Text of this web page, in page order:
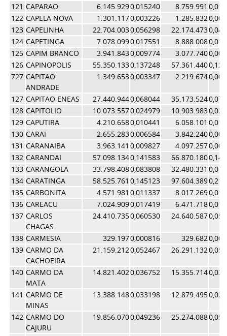
121 CAPARAO 6.145.9290,015240 8.759.991
122 CAPELA NOVA 1.301.1170,003226 1.285.832
123 CAPELINHA 22.704.0030,056298 22.174.473
124 CAPETINGA 7.078.0990,017551 8.888.008
125 CAPIM BRANCO 3.941.8430,009774 3.077.740
126 CAPINOPOLIS 55.350.1330,137248 57.361.440
727 CAPITAO
ANDRADE
1.349.6530,003347 2.219.674
127 CAPITAO ENEAS 27.440.9440,068044 35.173.524
128 CAPITOLIO 10.073.5570,024979 10.903.983
129 CAPUTIRA 4.210.6580,010441 6.058.101
130 CARAI 2.655.2830,006584 3.842.240
131 CARANAIBA 3.963.141 0,009827 4.097.257
132 CARANDAI 57.098.1340,141583 66.870.180
133 CARANGOLA 33.798.4080,083808 32.480.331
134 CARATINGA 58.525.761 0,145123 97.604.389
135 CARBONITA 4.571.981 0,011337 8.017.269
136 CAREACU 7.024.9090,017419 6.471.718
137 CARLOS
CHAGAS
24.410.7350,060530 24.640.587
138 CARMESIA 329.1970,000816 329.682
139 CARMO DA
CACHOEIRA
21.159.2120,052467 26.291.132
140 CARMO DA
MATA
14.821.4020,036752 15.355.714
141 CARMO DE
MINAS
13.388.1480,033198 12.879.495
142 CARMO DO
CAJURU
19.856.0700,049236 25.274.088